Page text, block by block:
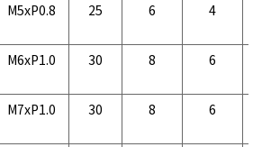
M5xP0.8 25 6 4
M6xP1.0 30 8 6
M7xP1.0 30 8 6